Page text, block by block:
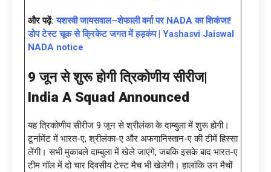
और पढ़ें:यशस्वी जायसवाल–शेफाली वर्मा पर NADA का शिकंजा!
डोप टेस्ट चूक से क्रिकेट जगत में हड़कंप | Yashasvi Jaiswal
NADA notice
9 जून से शुरू होगी त्रिकोणीय सीरीज|
India A Squad Announced
यह त्रिकोणीय सीरीज 9 जून से श्रीलंका के दाम्बुला में शुरू होगी।
टूर्नामेंट में भारत-ए, श्रीलंका-ए और अफगानिस्तान-ए की टीमें हिस्सा
लेंगी। सभी मुकाबले दाम्बुला में खेले जाएंगे, जबकि इसके बाद भारत-ए
टीम गॉल में दो चार दिवसीय टेस्ट मैच भी खेलेगी। हालांकि उन मैचों